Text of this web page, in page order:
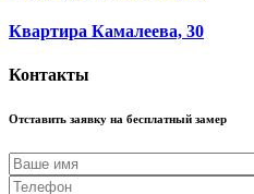
Квартира Камалеева, 30
Контакты
Отставить заявку на бесплатный замер